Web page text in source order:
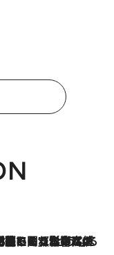
ホルムズ海峡封鎖による影響はいつまで続く？《エネルギー専門家に聞く“どうなる日本の暮らし”》